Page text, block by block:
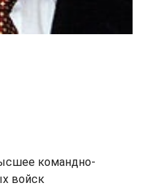
командно-
войск